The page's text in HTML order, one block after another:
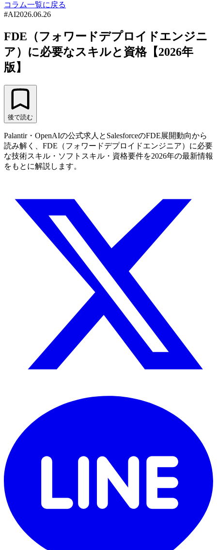
コラム一覧に戻る
#AI2026.06.26
FDE（フォワードデプロイドエンジニ
ア）に必要なスキルと資格【2026年
版】
後で読む
Palantir・OpenAIの公式求人とSalesforceのFDE展開動向から
読み解く、FDE（フォワードデプロイドエンジニア）に必要
な技術スキル・ソフトスキル・資格要件を2026年の最新情報
をもとに解説します。